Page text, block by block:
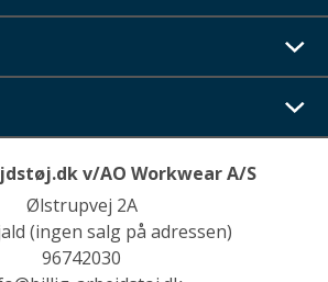
v/AO Workwear A/S
Ølstrupvej 2A
(ingen salg på adressen)
96742030